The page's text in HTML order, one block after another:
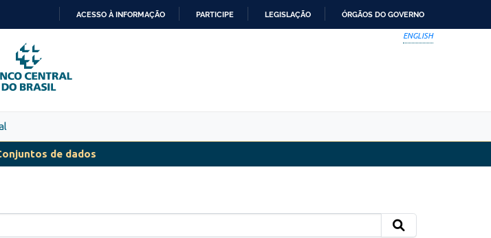
PARA
O
CONTEÚDO
ACESSO À INFORMAÇÃO PARTICIPE LEGISLAÇÃO ÓRGÃOS DO GOVERNO
ENGLISH
de dados